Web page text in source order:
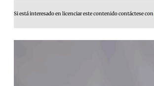
Si está interesado en licenciar este contenido contáctese con